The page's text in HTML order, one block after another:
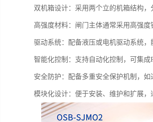
双机箱设计：采用两个立的机箱结构
高强度材料：闸门主体通常采用高强
驱动系统：配备液压或电机驱动系统，
智能化控制：支持自动化控制，可集
安全防护：配备多重安全保护机制，
模块化设计：便于安装、维护和扩展，